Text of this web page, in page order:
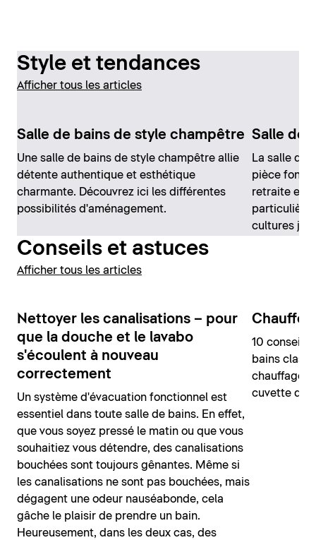
Style et tendances
Afficher tous les articles
Salle de bains de style champêtre
Une salle de bains de style champêtre allie
détente authentique et esthétique
charmante. Découvrez ici les différentes
possibilités d'aménagement.
Salle de
La salle de
pièce
retraite et
cultures
Conseils et astuces
Afficher tous les articles
Nettoyer les canalisations – pour
que la douche et le lavabo
s'écoulent à nouveau
correctement
Un système d'évacuation fonctionnel est
essentiel dans toute salle de bains. En effet,
que vous soyez pressé le matin ou que vous
souhaitiez vous détendre, des canalisations
bouchées sont toujours gênantes. Même si
les canalisations ne sont pas bouchées, mais
dégagent une odeur nauséabonde, cela
gâche le plaisir de prendre un bain.
Heureusement, dans les deux cas, des
Chauffer
10 conseils
bains
chauffage,
cuvette de